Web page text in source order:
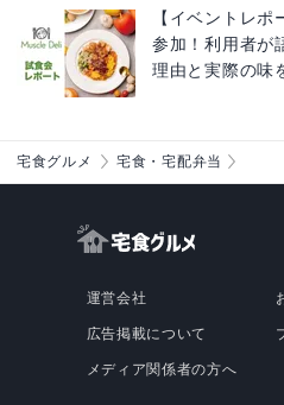
【イベントレ
参加！利用者が
理由と実際の味
宅食グルメ 宅食・宅配弁当
運営会社
広告掲載について
メディア関係者の方へ